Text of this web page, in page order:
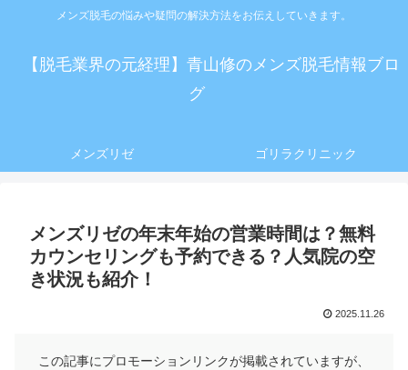
メンズ脱毛の悩みや疑問の解決方法をお伝えしていきます。
【脱毛業界の元経理】青山修のメンズ脱毛情報ブロ
グ
メンズリゼ ゴリラクリニック
メンズリゼの年末年始の営業時間は？無料
カウンセリングも予約できる？人気院の空
き状況も紹介！
2025.11.26
この記事にプロモーションリンクが掲載されていますが、